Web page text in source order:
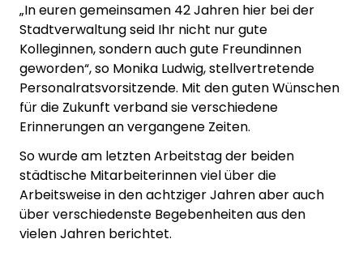
„In euren gemeinsamen 42 Jahren hier bei der
Stadtverwaltung seid Ihr nicht nur gute
Kolleginnen, sondern auch gute Freundinnen
geworden“, so Monika Ludwig, stellvertretende
Personalratsvorsitzende. Mit den guten Wünschen
für die Zukunft verband sie verschiedene
Erinnerungen an vergangene Zeiten.
So wurde am letzten Arbeitstag der beiden
städtische Mitarbeiterinnen viel über die
Arbeitsweise in den achtziger Jahren aber auch
über verschiedenste Begebenheiten aus den
vielen Jahren berichtet.